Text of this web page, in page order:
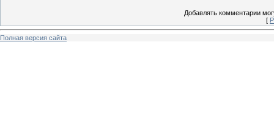
Добавлять комментарии
[
Полная версия сайта